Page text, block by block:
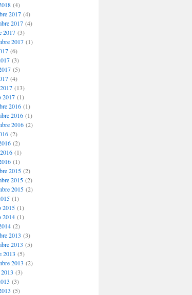
(4)
2017(4)
2017(4)
2017(3)
2017(1)
(6)
(3)
(5)
(4)
(13)
2017(1)
2016(1)
2016(1)
2016(2)
(2)
(2)
(1)
(1)
2015(2)
2015(2)
2015(2)
(1)
2015(1)
2014(1)
(2)
2013 (3)
2013 (5)
2013 (5)
2013 (2)
(3)
(3)
(5)